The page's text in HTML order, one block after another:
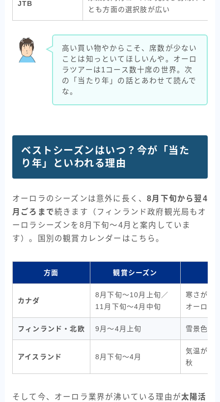
JTB
とも方面の選択肢が広い
高い買い物やからこそ、席数が少ない
ことは知っといてほしいんや。オーロ
ラツアーは1コース数十席の世界。次
の「当たり年」の話とあわせて読んで
な。
ベストシーズンはいつ？今が「当た
り年」といわれる理由
オーロラのシーズンは意外に長く、8月下旬から翌4
月ごろまで続きます（フィンランド政府観光局もオ
ーロラシーズンを8月下旬〜4月と案内していま
す）。国別の観賞カレンダーはこちら。
方面 観賞シーズン
カナダ
8月下旬〜10月上旬／
11月下旬〜4月中旬
寒さが緩
オーロラ
フィンランド・北欧 9月〜4月上旬 雪景色と
アイスランド 8月下旬〜4月
気温がマ
秋
そして今、オーロラ業界が沸いている理由が太陽活